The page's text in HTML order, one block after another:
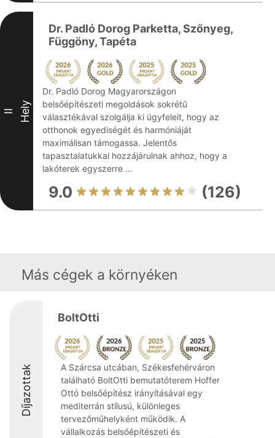
II Hely
Dr. Padló Dorog Parketta, Szőnyeg,
Függöny, Tapéta
Dr. Padló Dorog Magyarországon
belsőépítészeti megoldások sokrétű
választékával szolgálja ki ügyfeleit, hogy az
otthonok egyediségét és harmóniáját
maximálisan támogassa. Jelentős
tapasztalatukkal hozzájárulnak ahhoz, hogy a
lakóterek egyszerre ...
9.0 (126)
Más cégek a környéken
Díjazottak
BoltOtti
A Szárcsa utcában, Székesfehérváron
található BoltOtti bemutatóterem Hoffer
Ottó belsőépítész irányításával egy
mediterrán stílusú, különleges
tervezőműhelyként működik. A
vállalkozás belsőépítészeti és